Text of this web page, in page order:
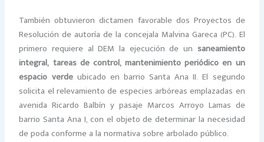
También obtuvieron dictamen favorable dos Proyectos de
Resolución de autoría de la concejala Malvina Gareca (PC). El
primero requiere al DEM la ejecución de un saneamiento
integral, tareas de control, mantenimiento periódico en un
espacio verdeubicado en barrio Santa Ana II. El segundo
solicita el relevamiento de especies arbóreas emplazadas en
avenida Ricardo Balbín y pasaje Marcos Arroyo Lamas de
barrio Santa Ana I, con el objeto de determinar la necesidad
de poda conforme a la normativa sobre arbolado público.